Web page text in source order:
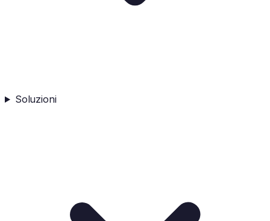
Soluzioni